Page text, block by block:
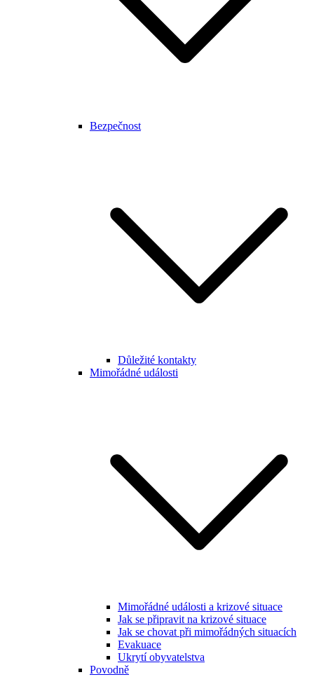
Bezpečnost
Důležité kontakty
Mimořádné události
Mimořádné události a krizové situace
Jak se připravit na krizové situace
Jak se chovat při mimořádných situacích
Evakuace
Ukrytí obyvatelstva
Povodně